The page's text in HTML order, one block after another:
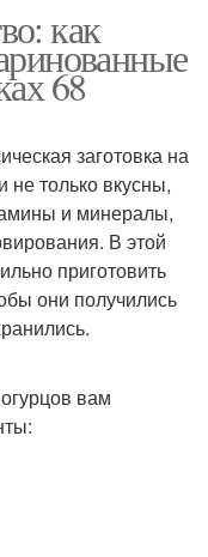
как
68
заготовка на
только вкусны,
и минералы,
В этой
приготовить
они получились
вам